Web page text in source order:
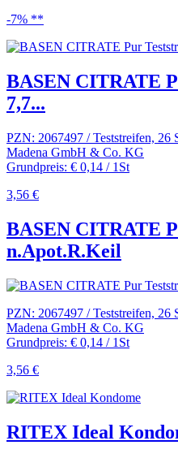
-7% **
BASEN CITRATE
7,7...
PZN: 2067497 / Teststreifen, 26
Madena GmbH & Co. KG
Grundpreis: € 0,14 / 1St
3,56 €
BASEN CITRATE
n.Apot.R.Keil
PZN: 2067497 / Teststreifen, 26
Madena GmbH & Co. KG
Grundpreis: € 0,14 / 1St
3,56 €
RITEX Ideal